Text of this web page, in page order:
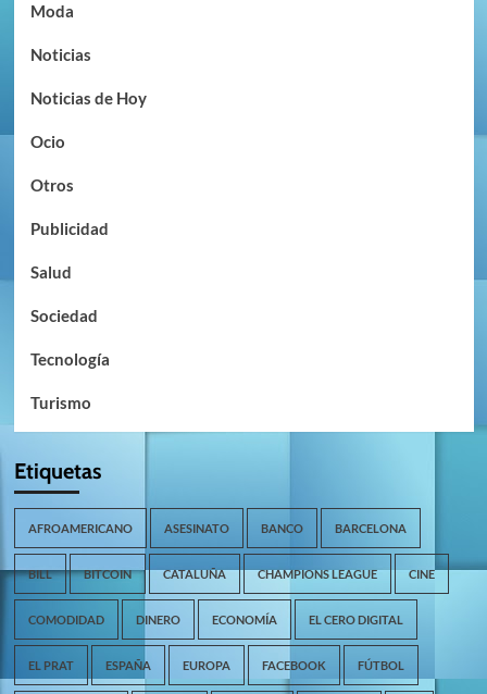
Moda
Noticias
Noticias de Hoy
Ocio
Otros
Publicidad
Salud
Sociedad
Tecnología
Turismo
Etiquetas
AFROAMERICANO ASESINATO BANCO BARCELONA
BILL BITCOIN CATALUÑA CHAMPIONS LEAGUE CINE
COMODIDAD DINERO ECONOMÍA EL CERO DIGITAL
EL PRAT ESPAÑA EUROPA FACEBOOK FÚTBOL